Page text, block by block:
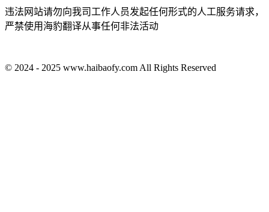
违法网站请勿向我司工作人员发起任何形式的人工服务请求，
严禁使用海豹翻译从事任何非法活动
© 2024 - 2025 www.haibaofy.com All Rights Reserved